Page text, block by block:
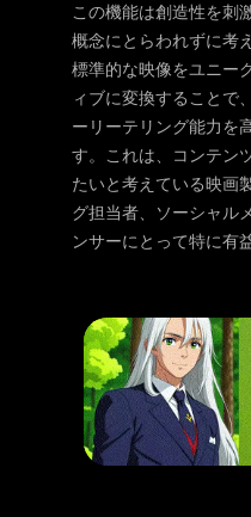
この機能は創造性を刺
概念にとらわれずに考
標準的な映像をユニー
ィブに変換することで
ーリーテリング能力を
す。これは、コンテン
たいと考えている映画
グ担当者、ソーシャル
ンサーにとって特に有